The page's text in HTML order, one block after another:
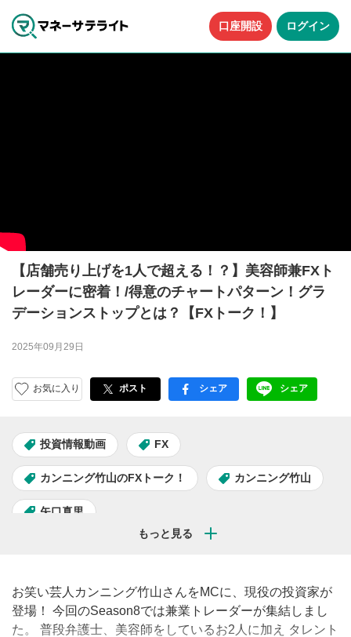
口座開設 ログイン
【店舗売り上げを1人で超える！？】美容師兼FXト
レーダーに密着！/得意のチャートパターン！グラ
デーションストップとは？【FXトーク！】
2025年09月29日
お気に入り ポスト facebook
シェア LINE
シェア
投資情報動画 FX
カンニング竹山のFXトーク！ カンニング竹山
矢口真里
お笑い芸人カンニング竹山さんをMCに、現役の投資家が
登場！ 今回のSeason8では兼業トレーダーが集結しまし
た。 普段弁護士、美容師をしているお2人に加え タレント